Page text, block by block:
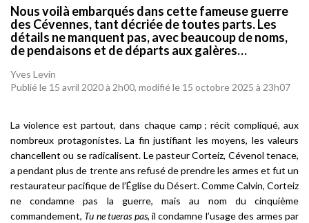
Nous voilà embarqués dans cette fameuse guerre
des Cévennes, tant décriée de toutes parts. Les
détails ne manquent pas, avec beaucoup de noms,
de pendaisons et de départs aux galères…
Yves Levin
Publié le 15 avril 2020 à 2h00, modifié le 15 octobre 2025 à 23h07
La violence est partout, dans chaque camp ; récit compliqué, aux
nombreux protagonistes. La fin justifiant les moyens, les valeurs
chancellent ou se radicalisent. Le pasteur Corteiz, Cévenol tenace,
a pendant plus de trente ans refusé de prendre les armes et fut un
restaurateur pacifique de l’Église du Désert. Comme Calvin, Corteiz
ne condamne pas la guerre, mais au nom du cinquième
commandement, Tu ne tueras pas, il condamne l’usage des armes par